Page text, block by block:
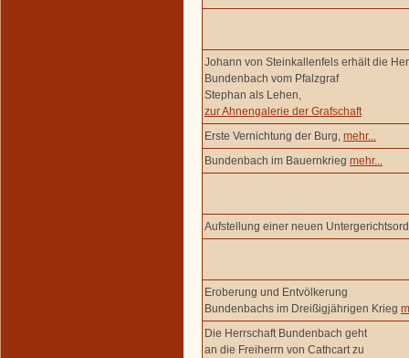
Johann von Steinkallenfels erhält die
Bundenbach vom Pfalzgraf
Stephan als Lehen,
zur Ahnengalerie der Grafschaft
Erste Vernichtung der Burg, mehr...
Bundenbach im Bauernkrieg mehr...
Aufstellung einer neuen
Eroberung und Entvölkerung
Bundenbachs im Dreißigjährigen Krieg
Die Herrschaft Bundenbach geht
an die Freiherrn von Cathcart zu